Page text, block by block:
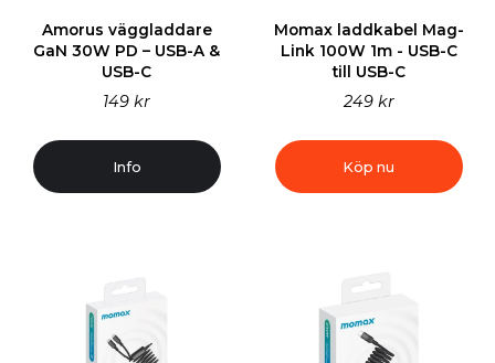
Amorus väggladdare
GaN 30W PD – USB-A &
USB-C
149 kr
Info
Momax laddkabel Mag-
Link 100W 1m - USB-C
till USB-C
249 kr
Köp nu